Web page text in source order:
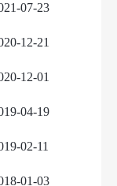
07-23
12-21
12-01
04-19
02-11
01-03